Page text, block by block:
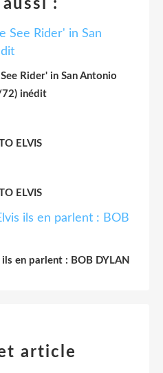
:
Rider' in San Antonio
inédit
ELVIS
ELVIS
en parlent : BOB DYLAN
article